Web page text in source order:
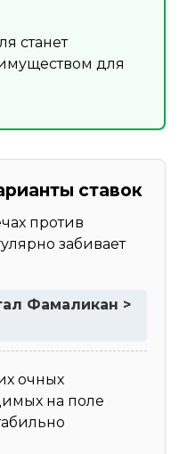
станет
для
ставок
против
забивает
Фамаликан >
очных
на поле